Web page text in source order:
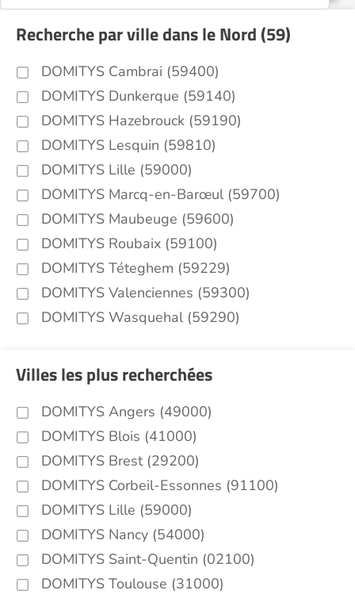
Recherche par ville dans le Nord (59)
DOMITYS Cambrai (59400)
DOMITYS Dunkerque (59140)
DOMITYS Hazebrouck (59190)
DOMITYS Lesquin (59810)
DOMITYS Lille (59000)
DOMITYS Marcq-en-Barœul (59700)
DOMITYS Maubeuge (59600)
DOMITYS Roubaix (59100)
DOMITYS Téteghem (59229)
DOMITYS Valenciennes (59300)
DOMITYS Wasquehal (59290)
Villes les plus recherchées
DOMITYS Angers (49000)
DOMITYS Blois (41000)
DOMITYS Brest (29200)
DOMITYS Corbeil-Essonnes (91100)
DOMITYS Lille (59000)
DOMITYS Nancy (54000)
DOMITYS Saint-Quentin (02100)
DOMITYS Toulouse (31000)